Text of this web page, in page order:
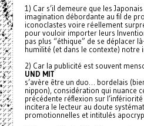
1) Car s’il demeure que les
imagination débordante au fil de
iconoclastes voire réellement
pour vouloir importer leurs
pas plus “éthique” de se déplacer
humilité (et dans le contexte) notre
2) Car la publicité est souvent
UND MIT
s’avère être un duo… bordelais
nippon), considération qui nuance
précédente réflexion sur
incitera le lecteur au doute
promotionnelles et intitulés